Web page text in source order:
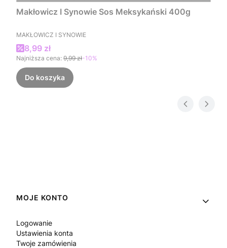
Makłowicz I Synowie Sos Meksykański 400g
PRODUCENT
MAKŁOWICZ I SYNOWIE
Cena promocyjna
8,99 zł
Najniższa cena: 9,99 zł-10%
Do koszyka
Linki w stopce
MOJE KONTO
Logowanie
Ustawienia konta
Twoje zamówienia